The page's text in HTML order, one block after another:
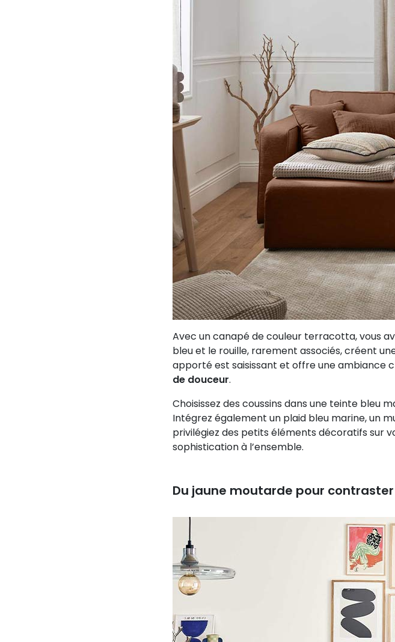
Avec un canapé de couleur terracotta, vous
bleu et le rouille, rarement associés, créent
apporté est saisissant et offre une ambiance
de douceur.
Choisissez des coussins dans une teinte bleu
Intégrez également un plaid bleu marine, un
privilégiez des petits éléments décoratifs sur
sophistication à l’ensemble.
Du jaune moutarde pour